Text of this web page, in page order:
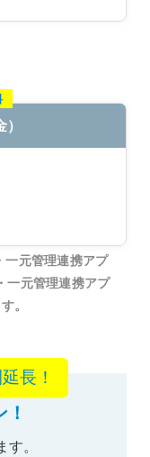
元管理連携アプ
一元管理連携アプ
。
。